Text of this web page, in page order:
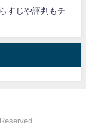
すじや評判もチ